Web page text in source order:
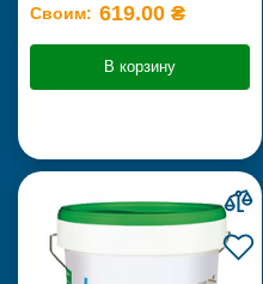
Своим: 619.00 ₴
В корзину